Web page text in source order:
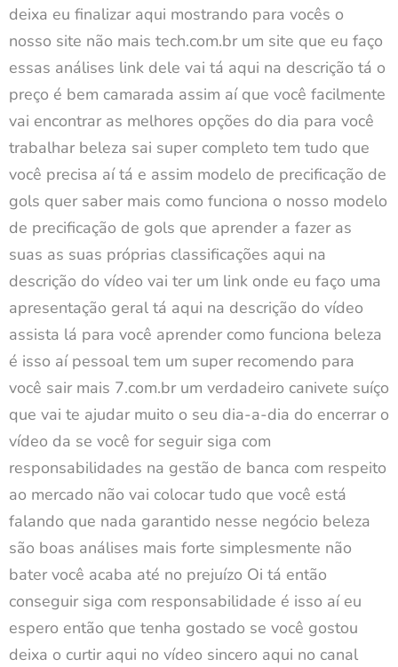
deixa eu finalizar aqui mostrando para vocês o
nosso site não mais tech.com.br um site que eu faço
essas análises link dele vai tá aqui na descrição tá o
preço é bem camarada assim aí que você facilmente
vai encontrar as melhores opções do dia para você
trabalhar beleza sai super completo tem tudo que
você precisa aí tá e assim modelo de precificação de
gols quer saber mais como funciona o nosso modelo
de precificação de gols que aprender a fazer as
suas as suas próprias classificações aqui na
descrição do vídeo vai ter um link onde eu faço uma
apresentação geral tá aqui na descrição do vídeo
assista lá para você aprender como funciona beleza
é isso aí pessoal tem um super recomendo para
você sair mais 7.com.br um verdadeiro canivete suíço
que vai te ajudar muito o seu dia-a-dia do encerrar o
vídeo da se você for seguir siga com
responsabilidades na gestão de banca com respeito
ao mercado não vai colocar tudo que você está
falando que nada garantido nesse negócio beleza
são boas análises mais forte simplesmente não
bater você acaba até no prejuízo Oi tá então
conseguir siga com responsabilidade é isso aí eu
espero então que tenha gostado se você gostou
deixa o curtir aqui no vídeo sincero aqui no canal